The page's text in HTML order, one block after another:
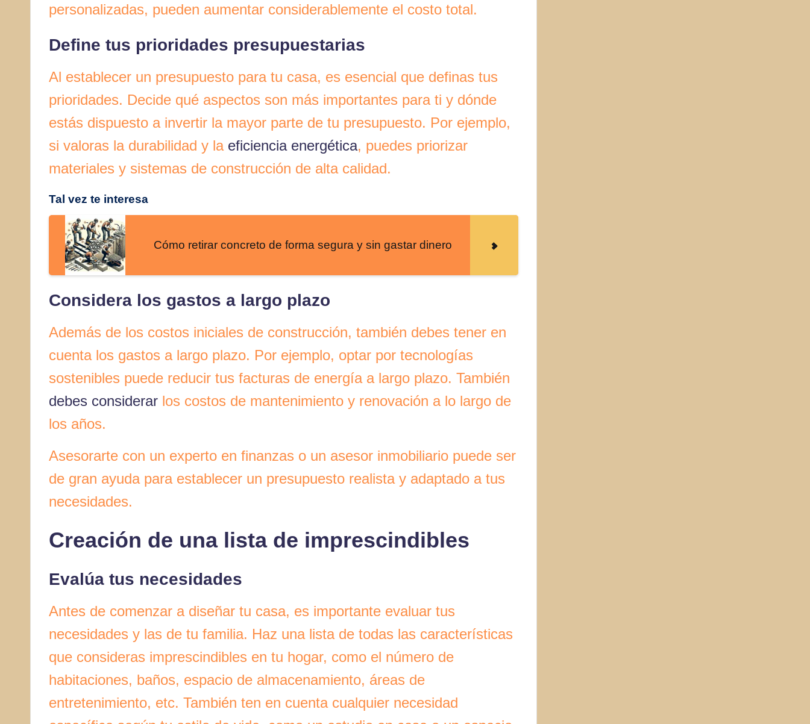
personalizadas, pueden aumentar considerablemente el costo total.
Define tus prioridades presupuestarias
Al establecer un presupuesto para tu casa, es esencial que definas tus
prioridades. Decide qué aspectos son más importantes para ti y dónde
estás dispuesto a invertir la mayor parte de tu presupuesto. Por ejemplo,
si valoras la durabilidad y la eficiencia energética, puedes priorizar
materiales y sistemas de construcción de alta calidad.
Tal vez te interesa
Cómo retirar concreto de forma segura y sin gastar dinero
Considera los gastos a largo plazo
Además de los costos iniciales de construcción, también debes tener en
cuenta los gastos a largo plazo. Por ejemplo, optar por tecnologías
sostenibles puede reducir tus facturas de energía a largo plazo. También
debes considerar los costos de mantenimiento y renovación a lo largo de
los años.
Asesorarte con un experto en finanzas o un asesor inmobiliario puede ser
de gran ayuda para establecer un presupuesto realista y adaptado a tus
necesidades.
Creación de una lista de imprescindibles
Evalúa tus necesidades
Antes de comenzar a diseñar tu casa, es importante evaluar tus
necesidades y las de tu familia. Haz una lista de todas las características
que consideras imprescindibles en tu hogar, como el número de
habitaciones, baños, espacio de almacenamiento, áreas de
entretenimiento, etc. También ten en cuenta cualquier necesidad